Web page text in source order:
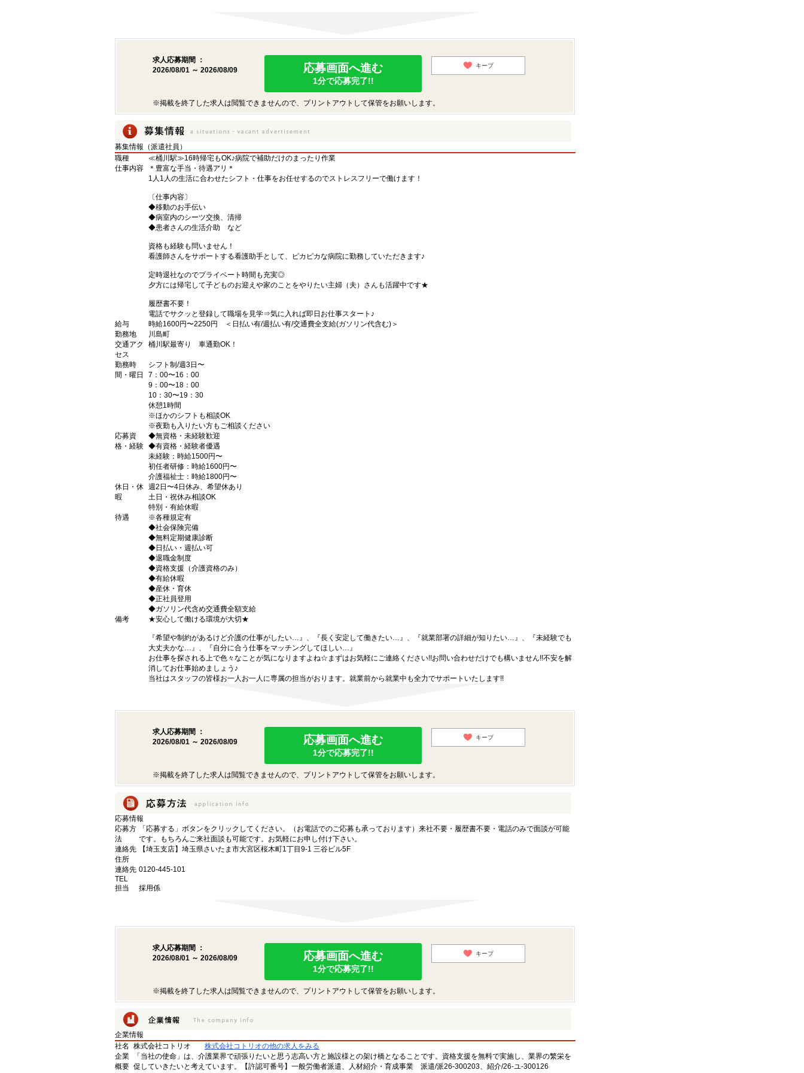
求人応募期間 ：
2026/08/01 ～ 2026/08/09
応募画面へ進む
1分で応募完了!!
キープ
※掲載を終了した求人は閲覧できませんので、プリントアウトして保管をお願いします。
募集情報（派遣社員）
職種
≪桶川駅≫16時帰宅もOK♪病院で補助だけのまったり作業
仕事内容
＊豊富な手当・待遇アリ＊
1人1人の生活に合わせたシフト・仕事をお任せするのでストレスフリーで働けます！
〔仕事内容〕
◆移動のお手伝い
◆病室内のシーツ交換、清掃
◆患者さんの生活介助 など
資格も経験も問いません！
看護師さんをサポートする看護助手として、ピカピカな病院に勤務していただきます♪
定時退社なのでプライベート時間も充実◎
夕方には帰宅して子どものお迎えや家のことをやりたい主婦（夫）さんも活躍中です★
履歴書不要！
電話でサクッと登録して職場を見学⇒気に入れば即日お仕事スタート♪
給与
時給1600円〜2250円 ＜日払い有/週払い有/交通費全支給(ガソリン代含む)＞
勤務地
川島町
交通アク
セス
桶川駅最寄り 車通勤OK！
勤務時
間・曜日
シフト制/週3日〜
7：00〜16：00
9：00〜18：00
10：30〜19：30
休憩1時間
※ほかのシフトも相談OK
※夜勤も入りたい方もご相談ください
応募資
格・経験
◆無資格・未経験歓迎
◆有資格・経験者優遇
未経験：時給1500円〜
初任者研修：時給1600円〜
介護福祉士：時給1800円〜
休日・休
暇
週2日〜4日休み、希望休あり
土日・祝休み相談OK
特別・有給休暇
待遇
※各種規定有
◆社会保険完備
◆無料定期健康診断
◆日払い・週払い可
◆退職金制度
◆資格支援（介護資格のみ）
◆有給休暇
◆産休・育休
◆正社員登用
◆ガソリン代含め交通費全額支給
備考
★安心して働ける環境が大切★
『希望や制約があるけど介護の仕事がしたい…』、『長く安定して働きたい…』、『就業部署の詳細が知りたい…』、『未経験でも
大丈夫かな…』、『自分に合う仕事をマッチングしてほしい…』
お仕事を探される上で色々なことが気になりますよね☆まずはお気軽にご連絡ください!!お問い合わせだけでも構いません!!不安を解
消してお仕事始めましょう♪
当社はスタッフの皆様お一人お一人に専属の担当がおります。就業前から就業中も全力でサポートいたします!!
求人応募期間 ：
2026/08/01 ～ 2026/08/09
応募画面へ進む
1分で応募完了!!
キープ
※掲載を終了した求人は閲覧できませんので、プリントアウトして保管をお願いします。
応募情報
応募方
法
「応募する」ボタンをクリックしてください。（お電話でのご応募も承っております）来社不要・履歴書不要・電話のみで面談が可能
です。もちろんご来社面談も可能です。お気軽にお申し付け下さい。
連絡先
住所
【埼玉支店】埼玉県さいたま市大宮区桜木町1丁目9-1 三谷ビル5F
連絡先
TEL
0120-445-101
担当 採用係
求人応募期間 ：
2026/08/01 ～ 2026/08/09
応募画面へ進む
1分で応募完了!!
キープ
※掲載を終了した求人は閲覧できませんので、プリントアウトして保管をお願いします。
企業情報
社名
株式会社コトリオ
株式会社コトリオの他の求人をみる
企業
概要
「当社の使命」は、介護業界で頑張りたいと思う志高い方と施設様との架け橋となることです。資格支援を無料で実施し、業界の繁栄を
促していきたいと考えています。【許認可番号】一般労働者派遣、人材紹介・育成事業 派遣/派26-300203、紹介/26-ユ-300126